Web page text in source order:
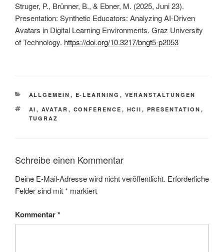
Struger, P., Brünner, B., & Ebner, M. (2025, Juni 23).
Presentation: Synthetic Educators: Analyzing AI-Driven
Avatars in Digital Learning Environments. Graz University
of Technology. https://doi.org/10.3217/bngt5-p2053
KATEGORIEN
ALLGEMEIN , E-LEARNING , VERANSTALTUNGEN
SCHLAGWÖRTER
AI , AVATAR , CONFERENCE , HCII , PRESENTATION ,
TUGRAZ
Schreibe einen Kommentar
Deine E-Mail-Adresse wird nicht veröffentlicht. Erforderliche
Felder sind mit* markiert
Kommentar*